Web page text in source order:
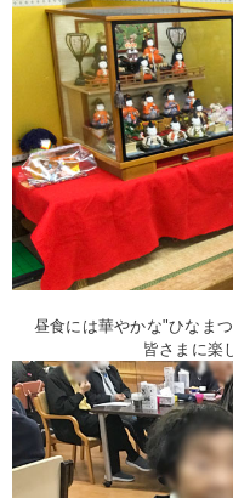
昼食には華やかな"ひなま
皆さまに楽